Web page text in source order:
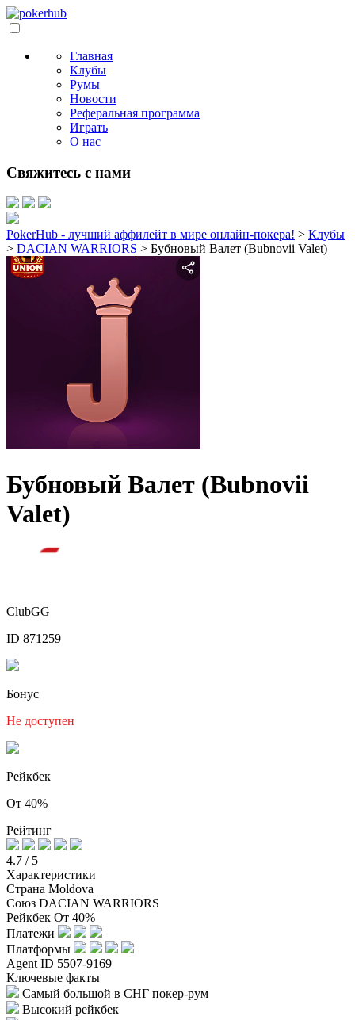
Главная
Клубы
Румы
Новости
Реферальная программа
Играть
О нас
Свяжитесь с нами
PokerHub - лучший аффилейт в мире онлайн-покера! > Клубы
> DACIAN WARRIORS > Бубновый Валет (Bubnovii Valet)
Бубновый Валет (Bubnovii
Valet)
ClubGG
ID 871259
Бонус
Не доступен
Рейкбек
От 40%
Рейтинг
4.7 / 5
Характеристики
Страна Moldova
Союз DACIAN WARRIORS
Рейкбек От 40%
Платежи
Платформы
Agent ID 5507-9169
Ключевые факты
Самый большой в СНГ покер-рум
Высокий рейкбек